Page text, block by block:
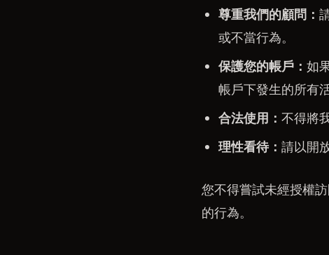
尊重我們的顧問：
或不當行為。
保護您的帳戶： 如
帳戶下發生的所有
合法使用： 不得將
理性看待： 請以開
您不得嘗試未經授權
的行為。